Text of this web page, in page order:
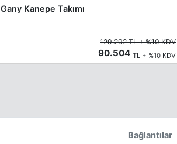
Gany Kanepe Takımı
129.292 TL + %10 KDV
90.504TL + %10 KDV
Bağlantılar